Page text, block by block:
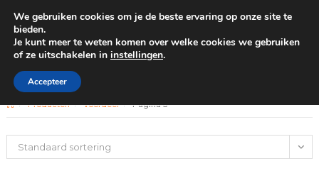
GRATIS BEZORGING VANAF €100
Voordeel
> Producten > Voordeel > Pagina 3
Standaard sortering
We gebruiken cookies om je de beste ervaring op onze site te
bieden.
Je kunt meer te weten komen over welke cookies we gebruiken
of ze uitschakelen in instellingen.
Accepteer